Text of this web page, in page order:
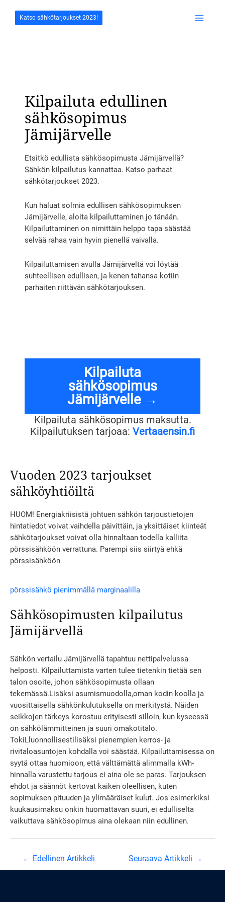
sisältöönKatso sähkötarjoukset 2023!
Kilpailuta edullinen
sähkösopimus
Jämijärvelle
Etsitkö edullista sähkösopimusta Jämijärvellä?
Sähkön kilpailutus kannattaa. Katso parhaat
sähkötarjoukset 2023.
Kun haluat solmia edullisen sähkösopimuksen
Jämijärvelle, aloita kilpailuttaminen jo tänään.
Kilpailuttaminen on nimittäin helppo tapa säästää
selvää rahaa vain hyvin pienellä vaivalla.
Kilpailuttamisen avulla Jämijärveltä voi löytää
suhteellisen edullisen, ja kenen tahansa kotiin
parhaiten riittävän sähkötarjouksen.
Kilpailuta
sähkösopimus
Jämijärvelle →
Kilpailuta sähkösopimus maksutta.
Kilpailutuksen tarjoaa: Vertaaensin.fi
Vuoden 2023 tarjoukset
sähköyhtiöiltä
HUOM! Energiakriisistä johtuen sähkön tarjoustietojen
hintatiedot voivat vaihdella päivittäin, ja yksittäiset kiinteät
sähkötarjoukset voivat olla hinnaltaan todella kalliita
pörssisähköön verrattuna. Parempi siis siirtyä ehkä
pörssisähköön
pörssisähkö pienimmällä marginaalilla
Sähkösopimusten kilpailutus
Jämijärvellä
Sähkön vertailu Jämijärvellä tapahtuu nettipalvelussa
helposti. Kilpailuttamista varten tulee tietenkin tietää sen
talon osoite, johon sähkösopimusta ollaan
tekemässä.Lisäksi asumismuodolla,oman kodin koolla ja
vuosittaisella sähkönkulutuksella on merkitystä. Näiden
seikkojen tärkeys korostuu erityisesti silloin, kun kyseessä
on sähkölämmitteinen ja suuri omakotitalo.
TokiLluonnollisestilisäksi pienempien kerros- ja
rivitaloasuntojen kohdalla voi säästää. Kilpailuttamisessa on
syytä ottaa huomioon, että välttämättä alimmalla kWh-
hinnalla varustettu tarjous ei aina ole se paras. Tarjouksen
ehdot ja säännöt kertovat kaiken oleellisen, kuten
sopimuksen pituuden ja ylimääräiset kulut. Jos esimerkiksi
kuukausimaksu onkin huomattavan suuri, ei edulliselta
vaikuttava sähkösopimus aina olekaan niin edullinen.
Artikkelien
← Edellinen Artikkeli Seuraava Artikkeli →